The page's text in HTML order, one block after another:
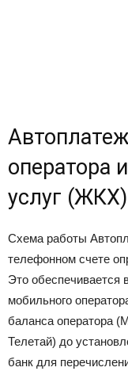
оператора
услуг
Схема работы
телефонном счете
Это обеспечивается
мобильного
баланса оператора
Телетай) до
банк для